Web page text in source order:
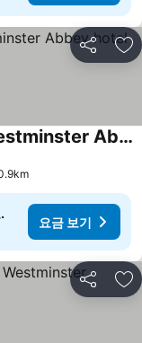
공유 즐
hub by Premier Inn London Westminster Abbey hotel
요금 보기
공유 즐